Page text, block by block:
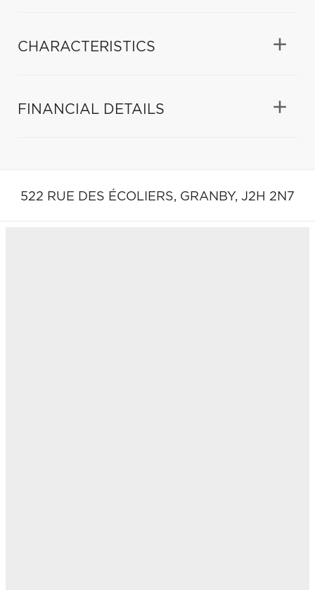
CHARACTERISTICS
FINANCIAL DETAILS
522 RUE DES ÉCOLIERS, GRANBY, J2H 2N7